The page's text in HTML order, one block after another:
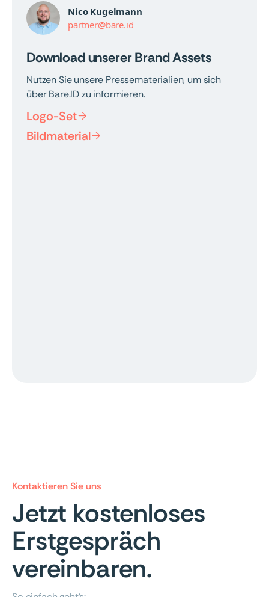
Nico Kugelmann
partner@bare.id
Download unserer Brand Assets
Nutzen Sie unsere Pressematerialien, um sich
über Bare.ID zu informieren.
Logo-Set
Bildmaterial
Kontaktieren Sie uns
Jetzt kostenloses
Erstgespräch
vereinbaren.